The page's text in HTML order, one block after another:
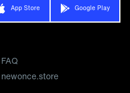
App Store Google Play
FAQ
newonce.store